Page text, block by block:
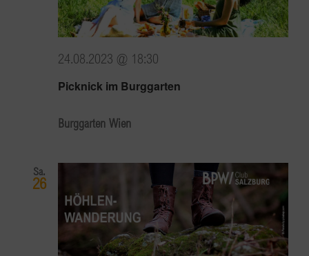
Picknick im Burggarten
24.08.2023 @ 18:30
Burggarten Wien
Sa.
26